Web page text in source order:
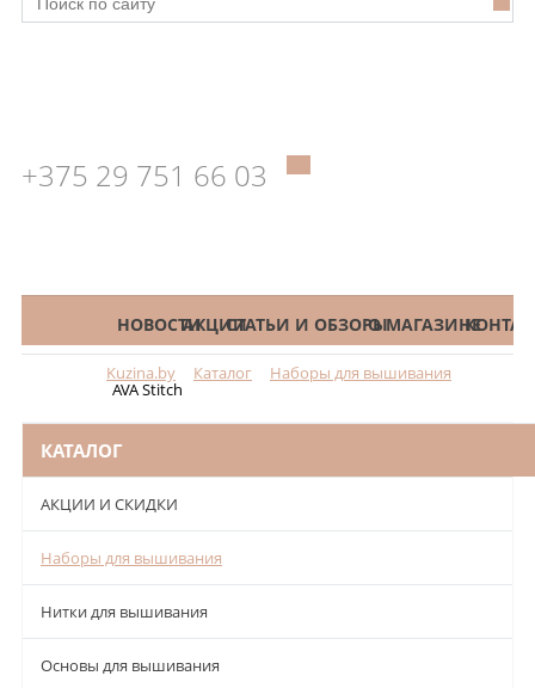
+375 29 751 66 03
КАТАЛОГНОВОСТИАКЦИИСТАТЬИ И ОБЗОРЫО МАГАЗИНЕ
Kuzina.by Каталог Наборы для вышивания
AVA Stitch
КАТАЛОГ
АКЦИИ И СКИДКИ
Наборы для вышивания
Нитки для вышивания
Основы для вышивания